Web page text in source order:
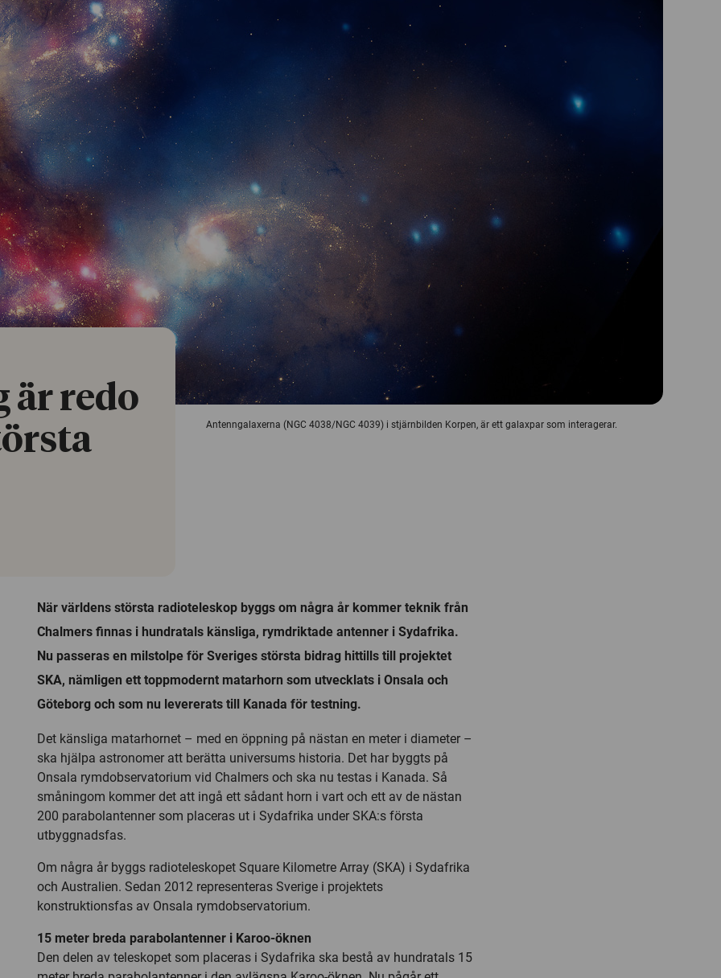
Antenngalaxerna (NGC 4038/NGC 4039) i stjärnbilden Korpen, är ett galaxpar som interagerar.
är redo
När världens största radioteleskop byggs om några år kommer teknik från
Chalmers finnas i hundratals känsliga, rymdriktade antenner i Sydafrika.
Nu passeras en milstolpe för Sveriges största bidrag hittills till projektet
SKA, nämligen ett toppmodernt matarhorn som utvecklats i Onsala och
Göteborg och som nu levererats till Kanada för testning.
Det känsliga matarhornet – med en öppning på nästan en meter i diameter –
ska hjälpa astronomer att berätta universums historia. Det har byggts på
Onsala rymdobservatorium vid Chalmers och ska nu testas i Kanada. Så
småningom kommer det att ingå ett sådant horn i vart och ett av de nästan
200 parabolantenner som placeras ut i Sydafrika under SKA:s första
utbyggnadsfas.
Om några år byggs radioteleskopet Square Kilometre Array (SKA) i Sydafrika
och Australien. Sedan 2012 representeras Sverige i projektets
konstruktionsfas av Onsala rymdobservatorium.
15 meter breda parabolantenner i Karoo-öknen
Den delen av teleskopet som placeras i Sydafrika ska bestå av hundratals 15